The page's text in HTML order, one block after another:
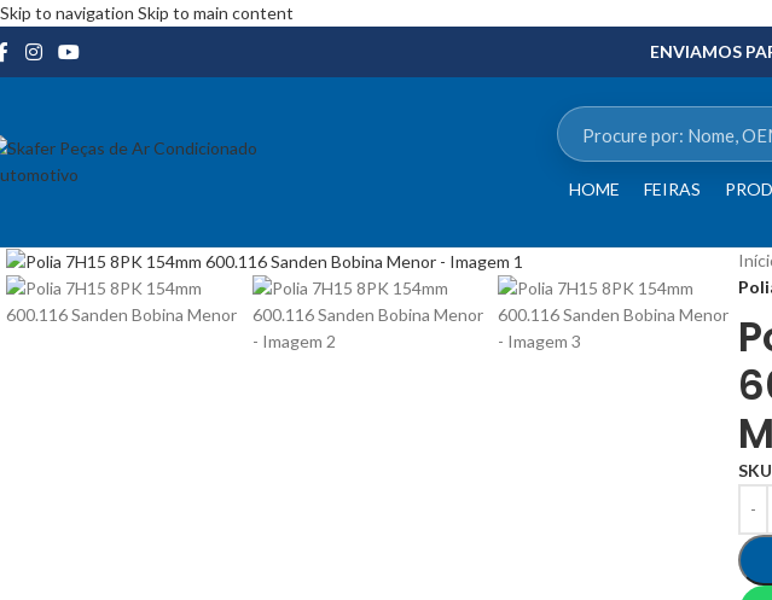
Skip to navigation Skip to main content
ENVIAMOS
HOME FEIRAS